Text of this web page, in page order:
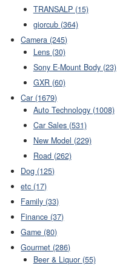
TRANSALP (15)
giorcub (364)
Camera (245)
Lens (30)
Sony E-Mount Body (23)
GXR (60)
Car (1679)
Auto Technology (1008)
Car Sales (531)
New Model (229)
Road (262)
Dog (125)
etc (17)
Family (33)
Finance (37)
Game (80)
Gourmet (286)
Beer & Liquor (55)